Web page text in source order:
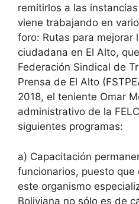
remitirlos a las
viene trabajando en
foro: Rutas para mejorar
ciudadana en El Alto,
Federación Sindical de
Prensa de El Alto
2018, el teniente Omar
administrativo de la
siguientes programas:
a) Capacitación
funcionarios, puesto que
este organismo
Boliviana no sólo es de